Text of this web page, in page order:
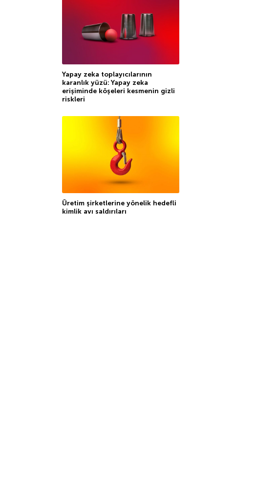
Yapay zeka toplayıcılarının
karanlık yüzü: Yapay zeka
erişiminde köşeleri kesmenin gizli
riskleri
Üretim şirketlerine yönelik hedefli
kimlik avı saldırıları